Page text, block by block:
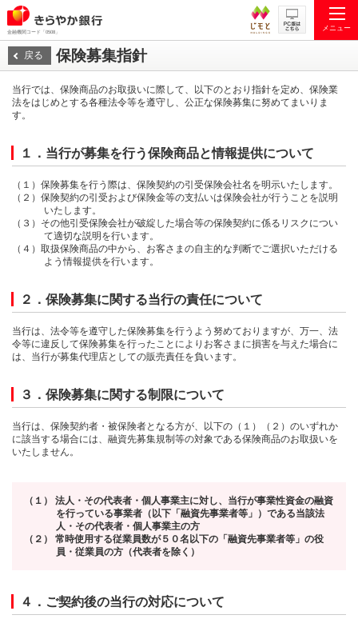
金融機関コード「0508」
メニュー
戻る 保険募集指針
当行では、保険商品のお取扱いに際して、以下のとおり指針を定め、保険業
法をはじめとする各種法令等を遵守し、公正な保険募集に努めてまいりま
す。
１．当行が募集を行う保険商品と情報提供について
（１）保険募集を行う際は、保険契約の引受保険会社名を明示いたします。
（２）保険契約の引受および保険金等の支払いは保険会社が行うことを説明
いたします。
（３）その他引受保険会社が破綻した場合等の保険契約に係るリスクについ
て適切な説明を行います。
（４）取扱保険商品の中から、お客さまの自主的な判断でご選択いただける
よう情報提供を行います。
２．保険募集に関する当行の責任について
当行は、法令等を遵守した保険募集を行うよう努めておりますが、万一、法
令等に違反して保険募集を行ったことによりお客さまに損害を与えた場合に
は、当行が募集代理店としての販売責任を負います。
３．保険募集に関する制限について
当行は、保険契約者・被保険者となる方が、以下の（１）（２）のいずれか
に該当する場合には、融資先募集規制等の対象である保険商品のお取扱いを
いたしません。
（１） 法人・その代表者・個人事業主に対し、当行が事業性資金の融資
を行っている事業者（以下「融資先事業者等」）である当該法
人・その代表者・個人事業主の方
（２） 常時使用する従業員数が５０名以下の「融資先事業者等」の役
員・従業員の方（代表者を除く）
４．ご契約後の当行の対応について